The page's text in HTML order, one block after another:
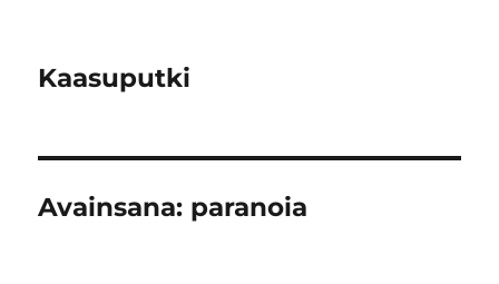
Kaasuputki
Avainsana: paranoia